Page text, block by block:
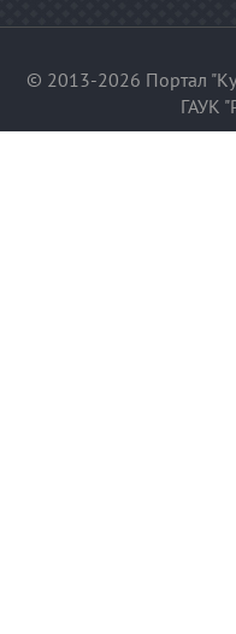
© 2013-2026 Портал
ГАУК